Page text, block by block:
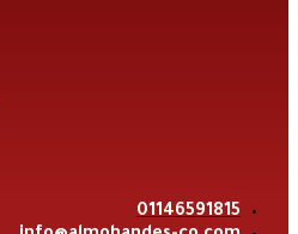
01146591815